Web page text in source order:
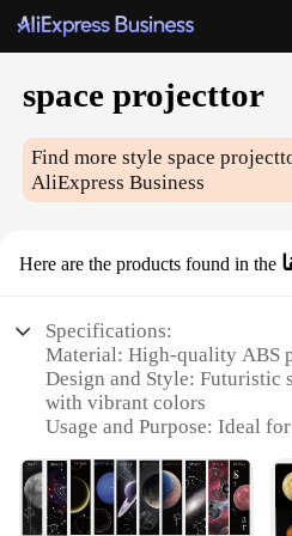
space projecttor
Find more stylespace
AliExpress Business
Here are the products found in the
Specifications:
Material: High-quality ABS
Design and Style: Futuristic
with vibrant colors
Usage and Purpose: Ideal
Performance and Property:
bulbs for long-lasting use
Parts and Accessories: